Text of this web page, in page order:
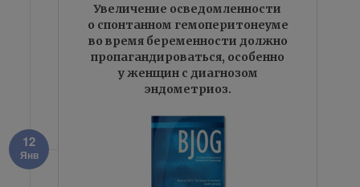
Увеличение осведомленности
о спонтанном гемоперитонеуме
во время беременности должно
пропагандироваться, особенно
у женщин с диагнозом
эндометриоз.
12
Янв